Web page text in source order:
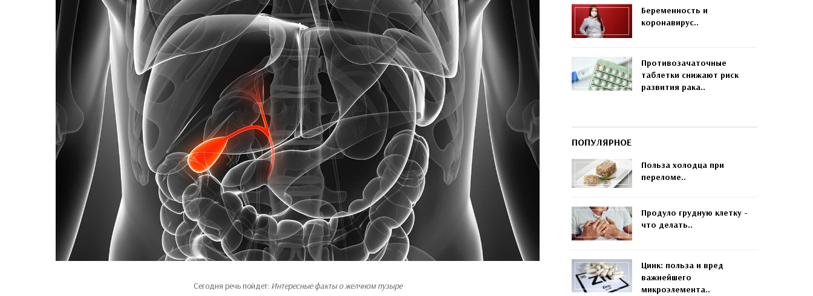
Сегодня речь пойдет: Интересные факты о желчном пузыре
Беременность и
коронавирус..
Противозачаточные
таблетки снижают риск
развития рака..
ПОПУЛЯРНОЕ
Польза холодца при
переломе..
Продуло грудную клетку -
что делать..
Цинк: польза и вред
важнейшего
микроэлемента..